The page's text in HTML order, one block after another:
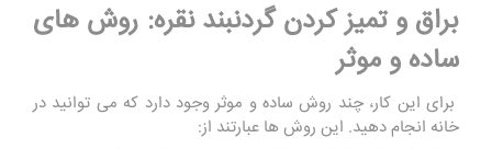
براق و تمیز کردن گردنبند نقره: روش های
ساده و موثر
برای این کار، چند روش ساده و موثر وجود دارد که می توانید در
خانه انجام دهید. این روش ها عبارتند از: